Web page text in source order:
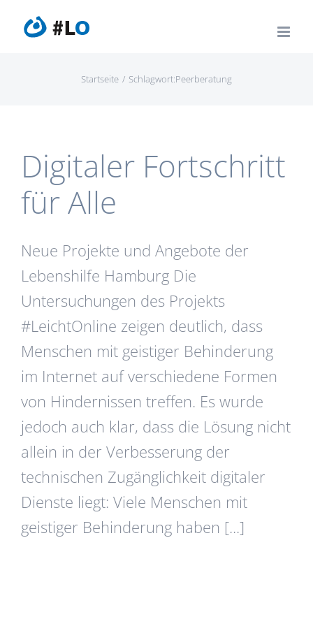
Inhalt
Startseite Schlagwort:Peerberatung
Digitaler Fortschritt
für Alle
Neue Projekte und Angebote der
Lebenshilfe Hamburg Die
Untersuchungen des Projekts
#LeichtOnline zeigen deutlich, dass
Menschen mit geistiger Behinderung
im Internet auf verschiedene Formen
von Hindernissen treffen. Es wurde
jedoch auch klar, dass die Lösung nicht
allein in der Verbesserung der
technischen Zugänglichkeit digitaler
Dienste liegt: Viele Menschen mit
geistiger Behinderung haben [...]